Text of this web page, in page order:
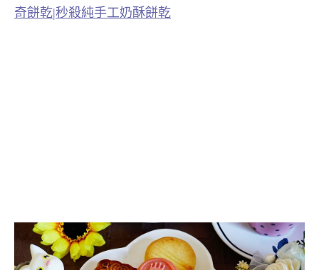
奇餅乾|秒殺純手工奶酥餅乾